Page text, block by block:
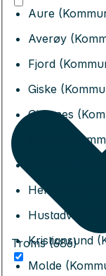
Aure
Averøy
Fjord
Giske
Gjemnes
Haram
Herøy (Møre
Hustadvika
Kristiansund
Molde
Troms (686)